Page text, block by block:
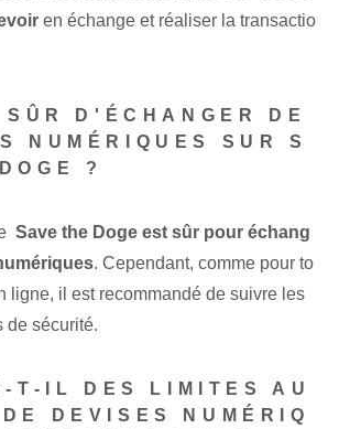
⁢en échange et ⁢réaliser ⁤la transactio
D'ÉCHANGER DE
NUMÉRIQUES SUR S
?
Save the Doge⁣ est ⁣sûr pour échang
. Cependant, comme pour to
ligne, il est recommandé de suivre les
de sécurité.
T-IL DES LIMITES AU
DEVISES NUMÉRIQ